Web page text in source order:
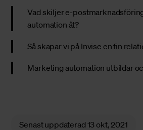
Vad skiljer e-
automation åt?
Så skapar vi på Invise en fin
Marketing automation utbildar
Senast uppdaterad 13 okt, 2021